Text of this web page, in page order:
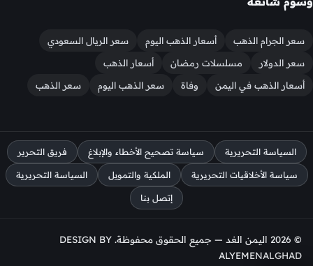
سعر الجرام الذهب أسعار الذهب اليوم
سعر الريال السعودي
سعر الدولار
مسلسلات رمضان
أسعار الذهب
أسعار الذهب في اليمن
وفاة سعر الذهب اليوم سعر الذهب
السياسة التحريرية سياسة تصحيح الأخطاء والإبلاغ فريق التحرير
سياسة الأخلاقيات التحريرية الملكية والتمويل السياسة التحريرية
إتصل بنا
© 2026 اليمن الغد — جميع الحقوق محفوظة. DESIGN BY
ALYEMENALGHAD